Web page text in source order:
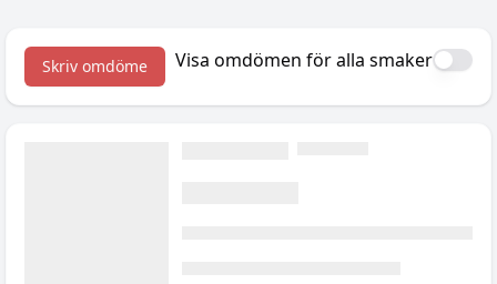
Skriv omdöme Visa omdömen för alla smaker